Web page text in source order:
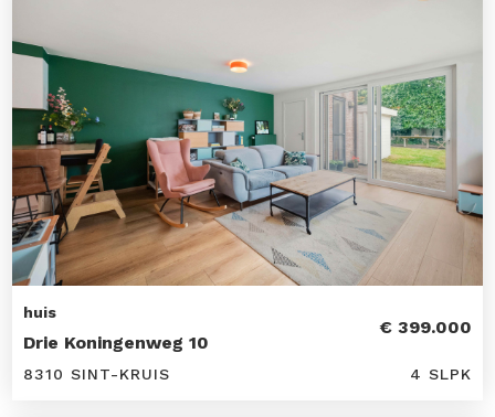
huis
Drie Koningenweg 10
€ 399.000
8310 SINT-KRUIS 4 SLPK